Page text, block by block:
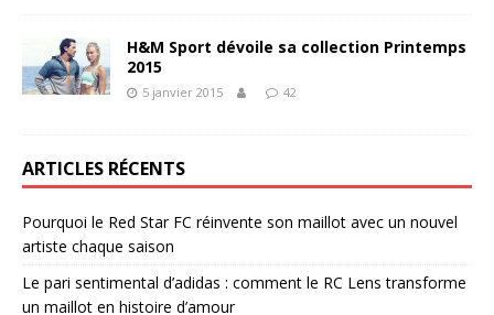
H&M Sport dévoile sa collection Printemps
2015
5 janvier 2015 42
ARTICLES RÉCENTS
Pourquoi le Red Star FC réinvente son maillot avec un nouvel
artiste chaque saison
Le pari sentimental d’adidas : comment le RC Lens transforme
un maillot en histoire d’amour